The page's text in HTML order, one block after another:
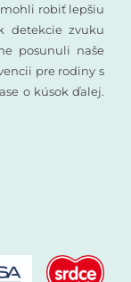
robiť lepšiu
detekcie zvuku
posunuli naše
pre rodiny s
o kúsok ďalej.